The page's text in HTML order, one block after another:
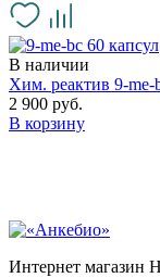
В наличии
Хим. реактив 9-me-
2 900 руб.
В корзину
Интернет магазин